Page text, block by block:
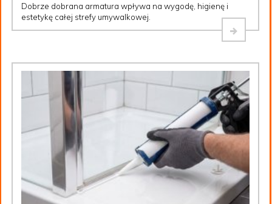
Dobrze dobrana armatura wpływa na wygodę, higienę i
estetykę całej strefy umywalkowej.